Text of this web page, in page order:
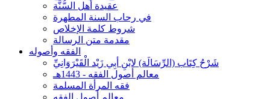
عقيدة أهل السُّنَّة
في رحاب السنة المطهرة
شروط كلمة الإخلاص
مقدمة متن الرسالة
الفقه وأصوله
شَرْحُ كِتَاب (الرِّسَالَة) لابْنِ أبِي زَيْد الْقَيْرَوَانِيِّ
معالم أصول الفقه - 1443هـ
فقه المرأة المسلمة
معالم أصول الفقه